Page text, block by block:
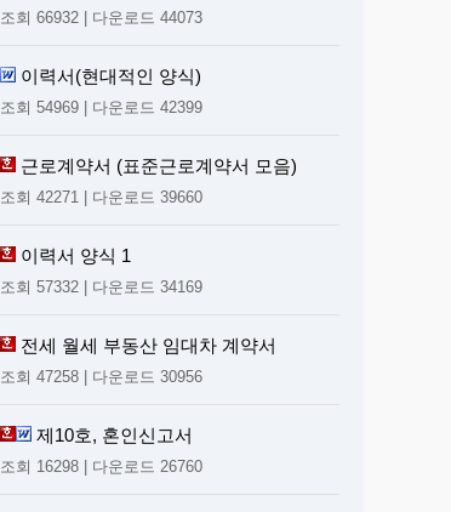
조회 66932 | 다운로드 44073
이력서(현대적인 양식)
조회 54969 | 다운로드 42399
근로계약서 (표준근로계약서 모음)
조회 42271 | 다운로드 39660
이력서 양식 1
조회 57332 | 다운로드 34169
전세 월세 부동산 임대차 계약서
조회 47258 | 다운로드 30956
제10호, 혼인신고서
조회 16298 | 다운로드 26760